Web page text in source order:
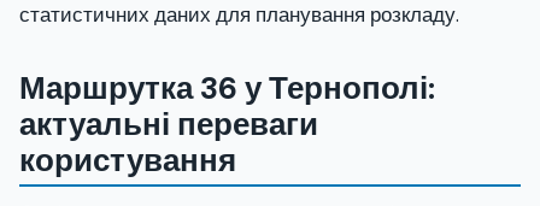
статистичних даних для планування розкладу.
Маршрутка 36 у Тернополі:
актуальні переваги
користування